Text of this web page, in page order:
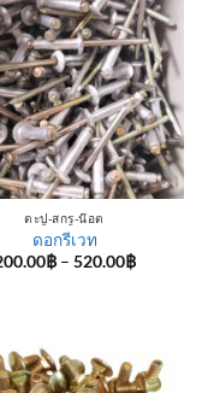
ตะปู-สกรู-น๊อต
ดอกรีเวท
฿ – 520.00฿Price